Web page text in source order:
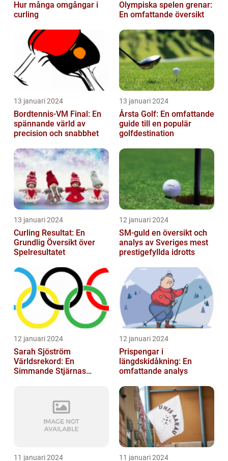
Hur många omgångar i
curling
Olympiska spelen grenar:
En omfattande översikt
13 januari 2024
Bordtennis-VM Final: En
spännande värld av
precision och snabbhet
13 januari 2024
Årsta Golf: En omfattande
guide till en populär
golfdestination
13 januari 2024
Curling Resultat: En
Grundlig Översikt över
Spelresultatet
12 januari 2024
SM-guld en översikt och
analys av Sveriges mest
prestigefyllda idrotts
12 januari 2024
Sarah Sjöström
Världsrekord: En
Simmande Stjärnas
12 januari 2024
Prispengar i
längdskidåkning: En
omfattande analys
11 januari 2024 11 januari 2024